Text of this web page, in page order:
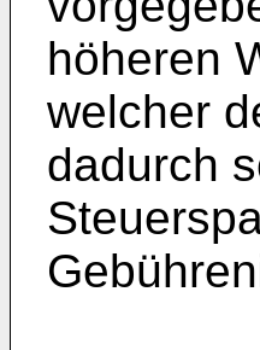
höheren
welcher
dadurch